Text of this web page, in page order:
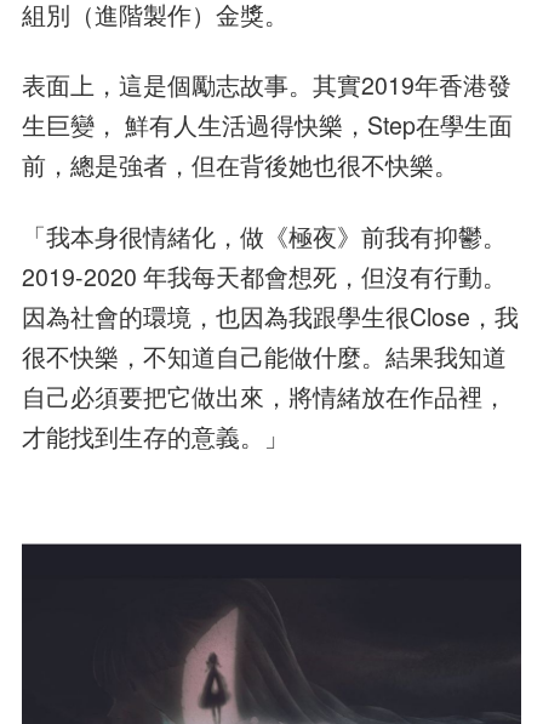
組別（進階製作）金獎。
表面上，這是個勵志故事。其實2019年香港發
生巨變， 鮮有人生活過得快樂，Step在學生面
前，總是強者，但在背後她也很不快樂。
「我本身很情緒化，做《極夜》前我有抑鬱。
2019-2020 年我每天都會想死，但沒有行動。
因為社會的環境，也因為我跟學生很Close，我
很不快樂，不知道自己能做什麼。結果我知道
自己必須要把它做出來，將情緒放在作品裡，
才能找到生存的意義。」